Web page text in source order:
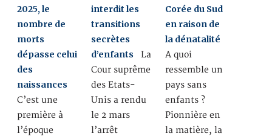
2025, le
nombre de
morts
dépasse celui
des
naissances
C’est une
première à
l’époque
interdit les
transitions
secrètes
d’enfants La
Cour suprême
des Etats-
Unis a rendu
le 2 mars
l’arrêt
Corée du Sud
en raison de
la dénatalité
A quoi
ressemble un
pays sans
enfants ?
Pionnière en
la matière, la